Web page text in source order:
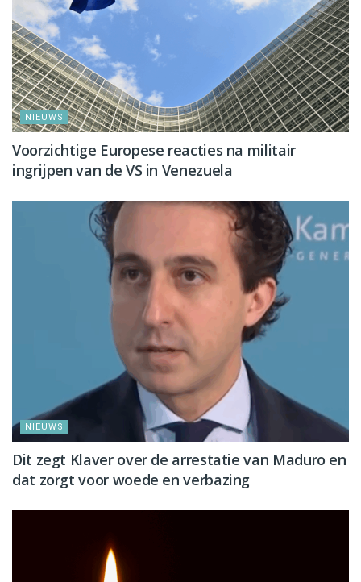
NIEUWS
Voorzichtige Europese reacties na militair
ingrijpen van de VS in Venezuela
NIEUWS
Dit zegt Klaver over de arrestatie van Maduro en
dat zorgt voor woede en verbazing